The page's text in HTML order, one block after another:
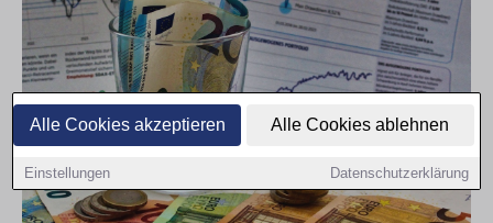
Alle Cookies akzeptieren Alle Cookies ablehnen
Einstellungen Datenschutzerklärung